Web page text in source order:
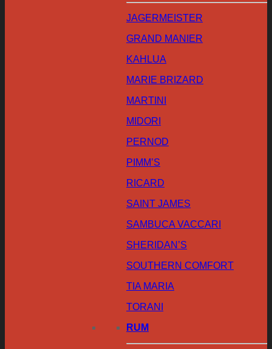
JAGERMEISTER
GRAND MANIER
KAHLUA
MARIE BRIZARD
MARTINI
MIDORI
PERNOD
PIMM’S
RICARD
SAINT JAMES
SAMBUCA VACCARI
SHERIDAN’S
SOUTHERN COMFORT
TIA MARIA
TORANI
RUM